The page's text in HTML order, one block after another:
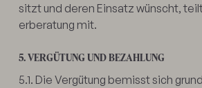
sitzt und deren Einsatz wünscht,
erberatung mit.
5. VERGÜTUNG UND BEZAHLUNG
5.1. Die Vergütung bemisst sich